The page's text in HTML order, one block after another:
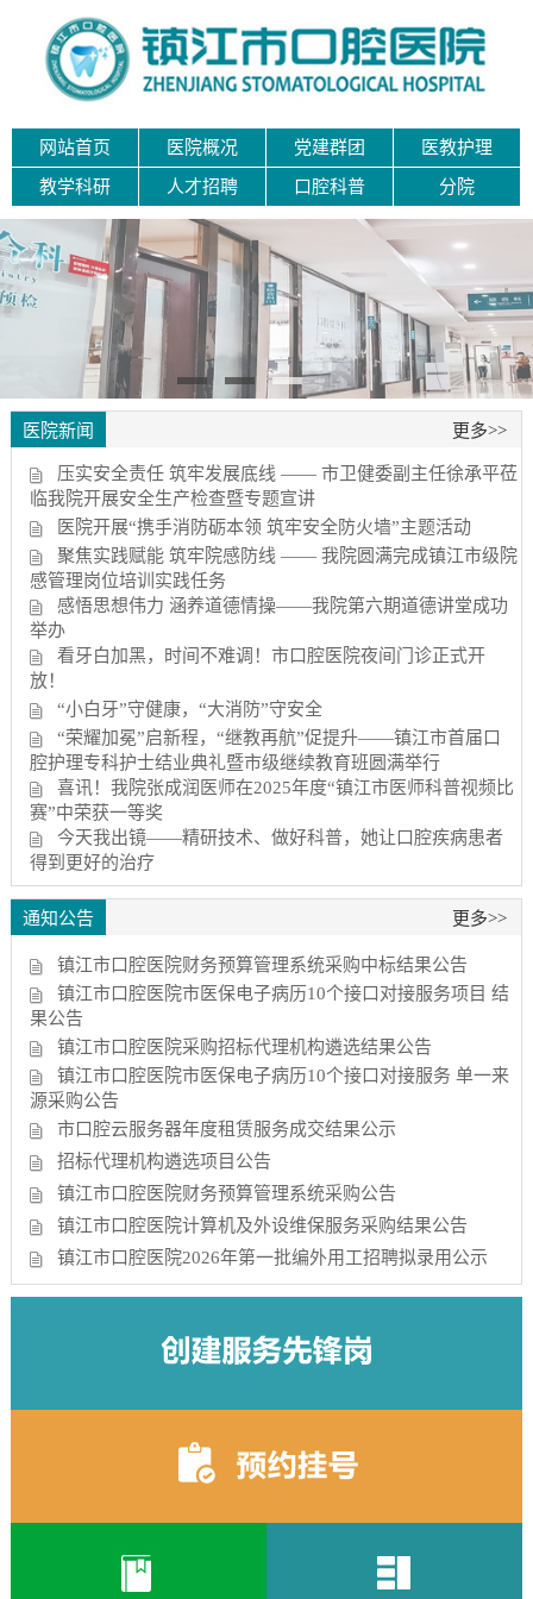
网站首页 医院概况 党建群团 医教护理
教学科研 人才招聘 口腔科普 分院
医院新闻 更多>>
压实安全责任 筑牢发展底线 —— 市卫健委副主任徐承平莅
临我院开展安全生产检查暨专题宣讲
医院开展“携手消防砺本领 筑牢安全防火墙”主题活动
聚焦实践赋能 筑牢院感防线 —— 我院圆满完成镇江市级院
感管理岗位培训实践任务
感悟思想伟力 涵养道德情操——我院第六期道德讲堂成功
举办
看牙白加黑，时间不难调！市口腔医院夜间门诊正式开
放！
“小白牙”守健康，“大消防”守安全
“荣耀加冕”启新程，“继教再航”促提升——镇江市首届口
腔护理专科护士结业典礼暨市级继续教育班圆满举行
喜讯！我院张成润医师在2025年度“镇江市医师科普视频比
赛”中荣获一等奖
今天我出镜——精研技术、做好科普，她让口腔疾病患者
得到更好的治疗
通知公告 更多>>
镇江市口腔医院财务预算管理系统采购中标结果公告
镇江市口腔医院市医保电子病历10个接口对接服务项目 结
果公告
镇江市口腔医院采购招标代理机构遴选结果公告
镇江市口腔医院市医保电子病历10个接口对接服务 单一来
源采购公告
市口腔云服务器年度租赁服务成交结果公示
招标代理机构遴选项目公告
镇江市口腔医院财务预算管理系统采购公告
镇江市口腔医院计算机及外设维保服务采购结果公告
镇江市口腔医院2026年第一批编外用工招聘拟录用公示